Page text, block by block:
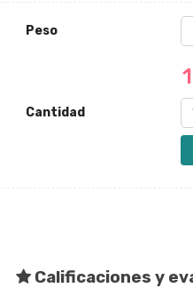
Peso
Cantidad
Calificaciones y